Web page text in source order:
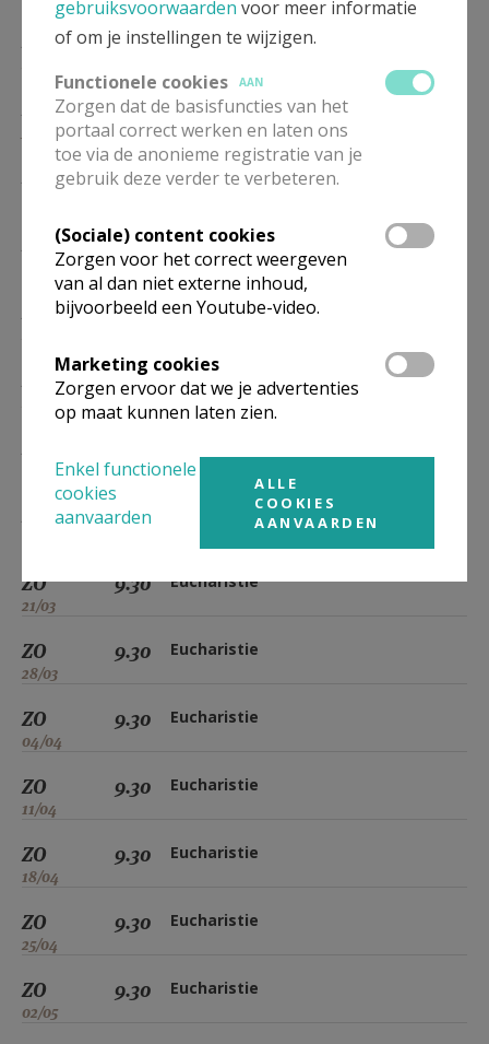
9.30 Eucharistie
9.30 Eucharistie
9.30 Eucharistie
14/02
9.30 Eucharistie
9.30 Eucharistie
9.30 Eucharistie
9.30 Eucharistie
ZO
21/03
9.30 Eucharistie
ZO
28/03
9.30 Eucharistie
ZO
04/04
9.30 Eucharistie
ZO
11/04
9.30 Eucharistie
ZO
18/04
9.30 Eucharistie
ZO
25/04
9.30 Eucharistie
ZO
02/05
9.30 Eucharistie
gebruiksvoorwaarden voor meer informatie
of om je instellingen te wijzigen.
Functionele cookies
AAN
Zorgen dat de basisfuncties van het
portaal correct werken en laten ons
toe via de anonieme registratie van je
gebruik deze verder te verbeteren.
(Sociale) content cookies
Zorgen voor het correct weergeven
van al dan niet externe inhoud,
bijvoorbeeld een Youtube-video.
Marketing cookies
Zorgen ervoor dat we je advertenties
op maat kunnen laten zien.
Enkel functionele
cookies
aanvaarden
ALLE
COOKIES
AANVAARDEN